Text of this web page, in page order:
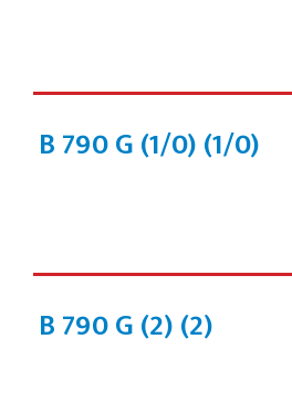
B 790 G (1/0)(1/0)
B 790 G (2)(2)